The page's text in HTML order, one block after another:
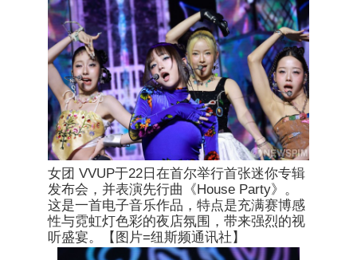
女团 VVUP于22日在首尔举行首张迷你专辑
发布会，并表演先行曲《House Party》。
这是一首电子音乐作品，特点是充满赛博感
性与霓虹灯色彩的夜店氛围，带来强烈的视
听盛宴。【图片=纽斯频通讯社】